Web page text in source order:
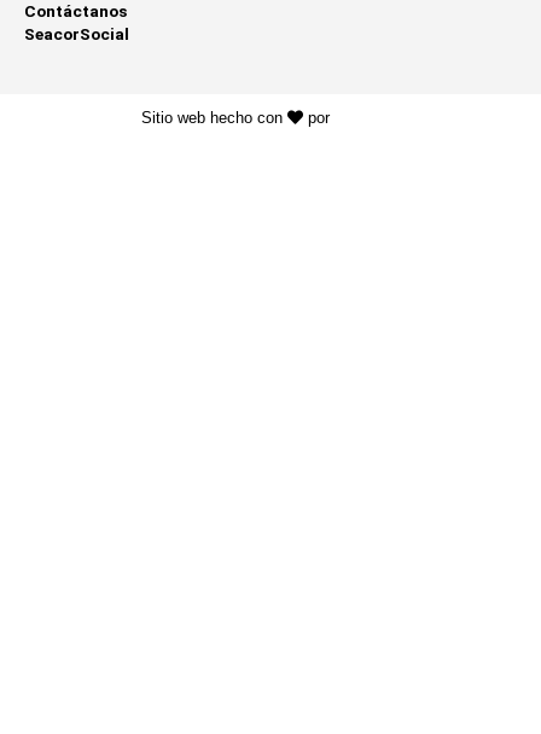
Contáctanos
SeacorSocial
Sitio web hecho con por